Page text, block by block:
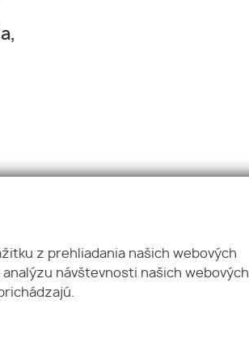
z prehliadania našich webových
návštevnosti našich webových